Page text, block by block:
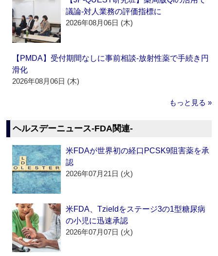
議論‐対人業務の評価指標に
2026年08月06日 (木)
【PMDA】受付期間なしに事前相談‐放射性薬で手続き円
滑化
2026年08月06日 (木)
もっと見る »
ヘルスデーニュース‐FDA関連‐
米FDAが世界初の経口PCSK9阻害薬を承
認
2026年07月21日 (火)
米FDA、Tzieldをステージ3の1型糖尿病
の小児に迅速承認
2026年07月07日 (火)